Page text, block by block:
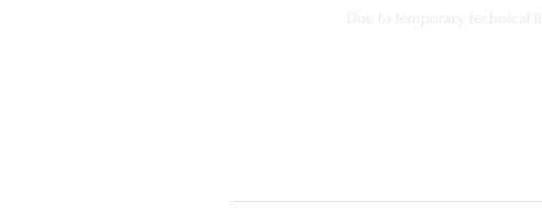
Due to temporary technical